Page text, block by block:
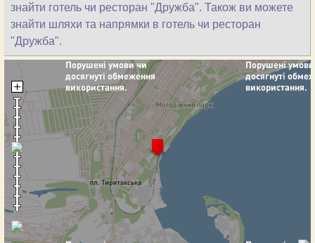
знайти готель чи ресторан "Дружба". Також ви можете
знайти шляхи та напрямки в готель чи ресторан
"Дружба".